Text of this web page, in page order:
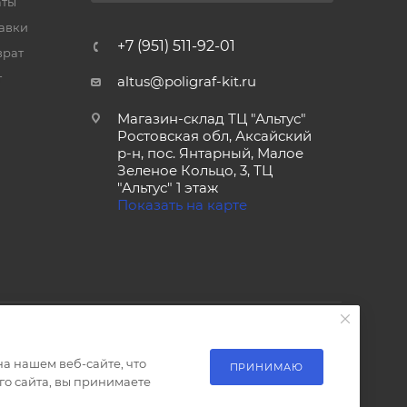
+7 (951) 511-92-01
altus@poligraf-kit.ru
Магазин-склад ТЦ "Альтус"
Ростовская обл, Аксайский
р-н, пос. Янтарный, Малое
Зеленое Кольцо, 3, ТЦ
"Альтус" 1 этаж
Показать на карте
нашем веб-сайте, что
сайта, вы принимаете
ПРИНИМАЮ